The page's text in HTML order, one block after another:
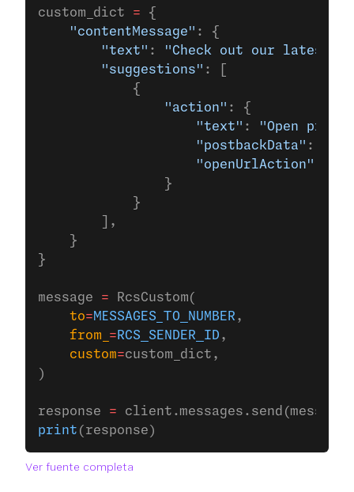
custom_dict = {
    "contentMessage"
: {
        "text"
:
"Check out our latest
        "suggestions"
: [
            {
                "action"
: {
                    "text"
:
"Open
                    "postbackData"
:
                    "openUrlAction"
                }
            }
        ],
    }
}
message = RcsCustom(
    to
=MESSAGES_TO_NUMBER ,
    from_
= RCS_SENDER_ID ,
    custom
=custom_dict,
)
response = client.messages.send(message)
print (response)
Ver fuente completa